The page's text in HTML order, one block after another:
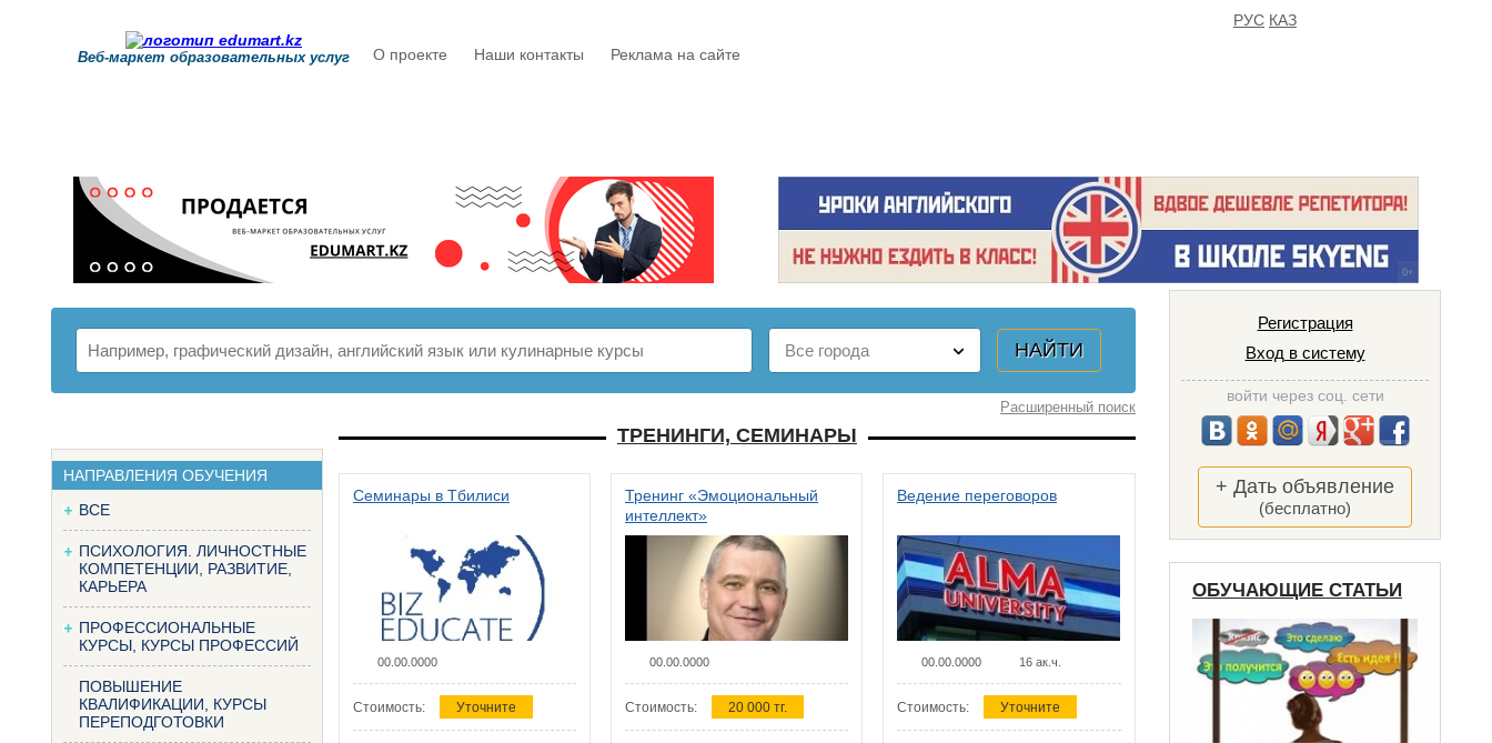
Веб-маркет образовательных услуг О проекте Наши контакты Реклама на сайте
РУС КАЗ
Расширенный поиск
НАПРАВЛЕНИЯ ОБУЧЕНИЯ
ВСЕ
ПСИХОЛОГИЯ. ЛИЧНОСТНЫЕ
КОМПЕТЕНЦИИ, РАЗВИТИЕ,
КАРЬЕРА
ПРОФЕССИОНАЛЬНЫЕ
КУРСЫ, КУРСЫ ПРОФЕССИЙ
ПОВЫШЕНИЕ
КВАЛИФИКАЦИИ, КУРСЫ
ПЕРЕПОДГОТОВКИ
ТРЕНИНГИ, СЕМИНАРЫ
Семинары в Тбилиси
00.00.0000
Стоимость: Уточните
Тренинг «Эмоциональный
интеллект»
00.00.0000
Стоимость: 20 000 тг.
Ведение переговоров
00.00.0000 16 ак.ч.
Стоимость: Уточните
Регистрация
Вход в систему
войти через соц. сети
+ Дать объявление
(бесплатно)
ОБУЧАЮЩИЕ СТАТЬИ